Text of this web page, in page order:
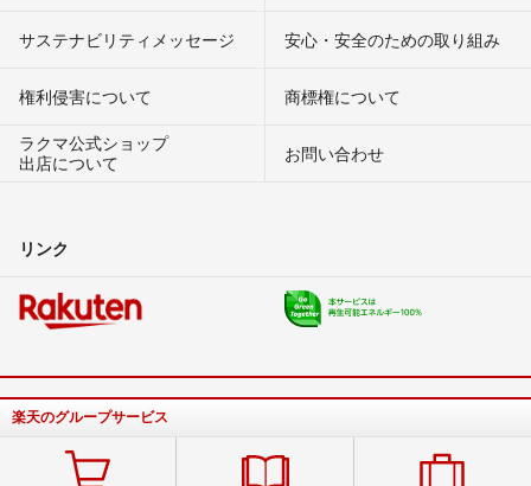
サステナビリティメッセージ 安心・安全のための取り組み
権利侵害について
商標権について
ラクマ公式ショップ
出店について
お問い合わせ
リンク
楽天のグループサービス